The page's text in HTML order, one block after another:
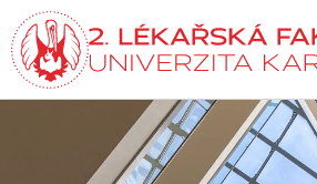
Přejít
k hlavnímu
obsahu